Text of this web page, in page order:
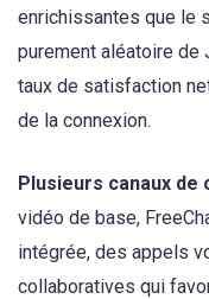
enrichissantes que le
purement aléatoire de
taux de satisfaction
de la connexion.
Plusieurs canaux de
vidéo de base,
intégrée, des appels
collaboratives qui